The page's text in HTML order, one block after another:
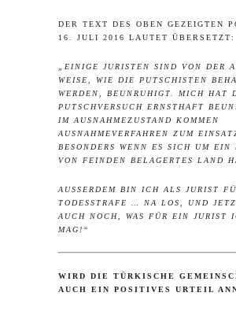
DER TEXT DES OBEN GEZEIGTEN
16. JULI 2016 LAUTET ÜBERSETZT:
„EINIGE JURISTEN SIND VON DER
WEISE, WIE DIE PUTSCHISTEN
WERDEN, BEUNRUHIGT. MICH HAT
PUTSCHVERSUCH ERNSTHAFT
IM AUSNAHMEZUSTAND KOMMEN
AUSNAHMEVERFAHREN ZUM
BESONDERS WENN ES SICH UM EIN
VON FEINDEN BELAGERTES LAND
AUSSERDEM BIN ICH ALS JURIST
ODESSTRAFE … NA LOS, UND JETZT
UCH NOCH, WAS FÜR EIN JURIST
AG!“
WIRD DIE TÜRKISCHE
AUCH EIN POSITIVES URTEIL